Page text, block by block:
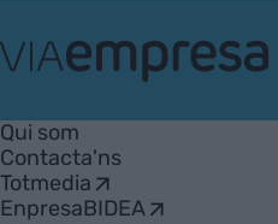
Empresa
Qui som
Contacta'ns
Totmedia
EnpresaBIDEA